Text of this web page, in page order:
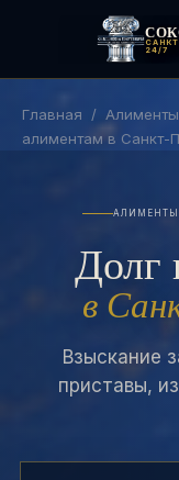
24/7
Главная / Алименты
алиментам в Санкт-
АЛИМЕНТЫ
Долг
в
Взыскание
приставы,